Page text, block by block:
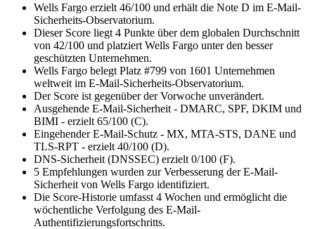
Wells Fargo erzielt 46/100 und erhält die Note D im E-Mail-
Sicherheits-Observatorium.
Dieser Score liegt 4 Punkte über dem globalen Durchschnitt
von 42/100 und platziert Wells Fargo unter den besser
geschützten Unternehmen.
Wells Fargo belegt Platz #799 von 1601 Unternehmen
weltweit im E-Mail-Sicherheits-Observatorium.
Der Score ist gegenüber der Vorwoche unverändert.
Ausgehende E-Mail-Sicherheit - DMARC, SPF, DKIM und
BIMI - erzielt 65/100 (C).
Eingehender E-Mail-Schutz - MX, MTA-STS, DANE und
TLS-RPT - erzielt 40/100 (D).
DNS-Sicherheit (DNSSEC) erzielt 0/100 (F).
5 Empfehlungen wurden zur Verbesserung der E-Mail-
Sicherheit von Wells Fargo identifiziert.
Die Score-Historie umfasst 4 Wochen und ermöglicht die
wöchentliche Verfolgung des E-Mail-
Authentifizierungsfortschritts.